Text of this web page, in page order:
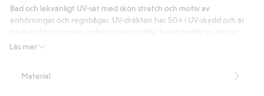
6
betyg
Läs mer
Bad och lekvänligt UV-set med skön stretch och motiv av
enhörningar och regnbågar. UV-dräkten har 50+ i UV-skydd och är
enfärgade shorts/cykelbyxor med dragsko i midjan och en mönstrad
Artikelnummer
Material